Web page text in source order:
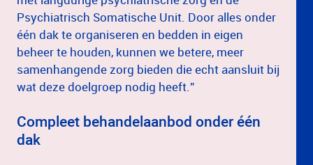
Psychiatrisch Somatische Unit. Door alles onder
één dak te organiseren en bedden in eigen
beheer te houden, kunnen we betere, meer
samenhangende zorg bieden die echt aansluit bij
wat deze doelgroep nodig heeft.”
Compleet behandelaanbod onder één
dak